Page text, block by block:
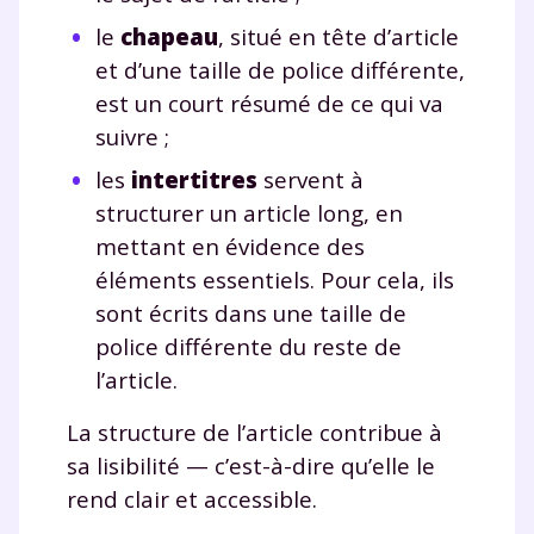
le chapeau, situé en tête d’article
et d’une taille de police différente,
est un court résumé de ce qui va
suivre ;
les intertitres servent à
structurer un article long, en
mettant en évidence des
éléments essentiels. Pour cela, ils
sont écrits dans une taille de
police différente du reste de
l’article.
La structure de l’article contribue à
sa lisibilité — c’est-à-dire qu’elle le
rend clair et accessible.